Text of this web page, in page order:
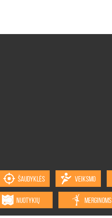
ŠAUDYKLĖS VEIKSMO
NUOTYKIŲ MERGINOMS